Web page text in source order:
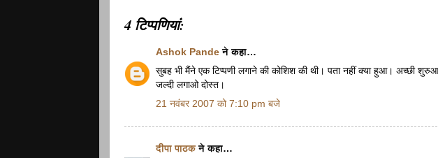
4 टिप्‍पणियां:
Ashok Pandeने कहा…
सुबह भी मैंने एक टिप्पणी लगाने की कोशिश की थी। पता नहीं क्या हुआ। अच्छी
जल्दी लगाओ दोस्त।
21 नवंबर 2007 को 7:10 pm बजे
दीपा पाठकने कहा…